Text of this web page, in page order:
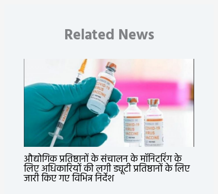
Related News
औद्योगिक प्रतिष्ठानों के संचालन के मॉनिटरिंग के
लिए अधिकारियों की लगी ड्यूटी प्रतिष्ठानों के लिए
जारी किए गए विभिन्न निर्देश